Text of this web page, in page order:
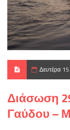
Δευτέρα
Διάσωση
Γαύδου –